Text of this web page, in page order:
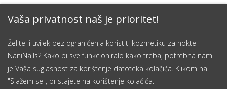
Vaša privatnost naš je prioritet!
Želite li uvijek bez ograničenja koristiti kozmetiku za nokte
NaniNails? Kako bi sve funkcioniralo kako treba, potrebna nam
je Vaša suglasnost za korištenje datoteka kolačića. Klikom na
"Slažem se", pristajete na korištenje kolačića.